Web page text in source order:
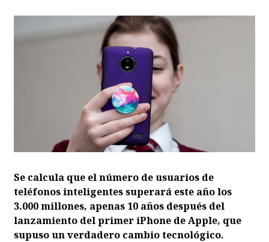
Se calcula que el número de usuarios de
teléfonos inteligentes superará este año los
3.000 millones, apenas 10 años después del
lanzamiento del primer iPhone de Apple, que
supuso un verdadero cambio tecnológico.